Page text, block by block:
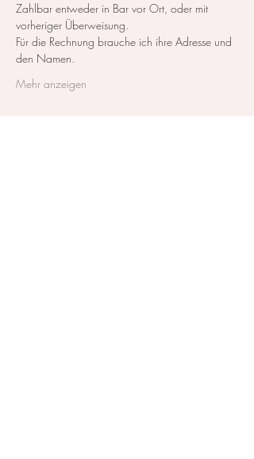
Zahlbar entweder in Bar vor Ort, oder mit
vorheriger Überweisung.
Für die Rechnung brauche ich ihre Adresse und
den Namen.
Mehr anzeigen